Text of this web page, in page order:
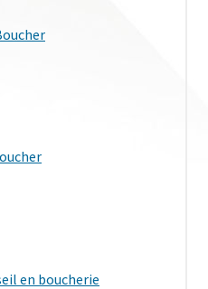
en boucherie